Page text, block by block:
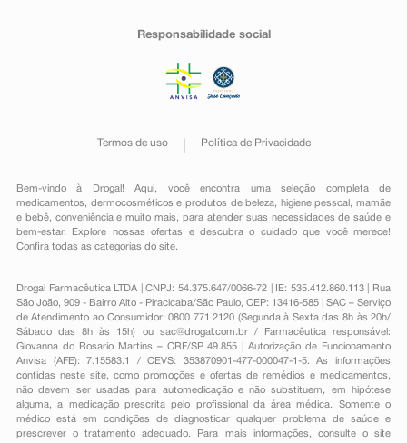
Responsabilidade social
Termos de uso Política de Privacidade
Bem-vindo à Drogal! Aqui, você encontra uma seleção completa de
medicamentos , dermocosméticos e produtos de beleza, higiene pessoal ,mamãe
e bebê, conveniênciae muito mais, para atender suas necessidades de saúde e
bem-estar. Explore nossas ofertas e descubra o cuidado que você merece!
Confira todas as categorias do site.
Drogal Farmacêutica LTDA | CNPJ: 54.375.647/0066-72 | IE: 535.412.860.113 | Rua
São João, 909 - Bairro Alto - Piracicaba/São Paulo, CEP: 13416-585 | SAC – Serviço
de Atendimento ao Consumidor: 0800 771 2120 (Segunda à Sexta das 8h às 20h/
Sábado das 8h às 15h) ou sac@drogal.com.br/ Farmacêutica responsável:
Giovanna do Rosario Martins – CRF/SP 49.855 | Autorização de Funcionamento
Anvisa (AFE): 7.15583.1 / CEVS: 353870901-477-000047-1-5. As informações
contidas neste site, como promoções e ofertas de remédios e medicamentos,
não devem ser usadas para automedicação e não substituem, em hipótese
alguma, a medicação prescrita pelo profissional da área médica. Somente o
médico está em condições de diagnosticar qualquer problema de saúde e
prescrever o tratamento adequado. Para mais informações, consulte o site